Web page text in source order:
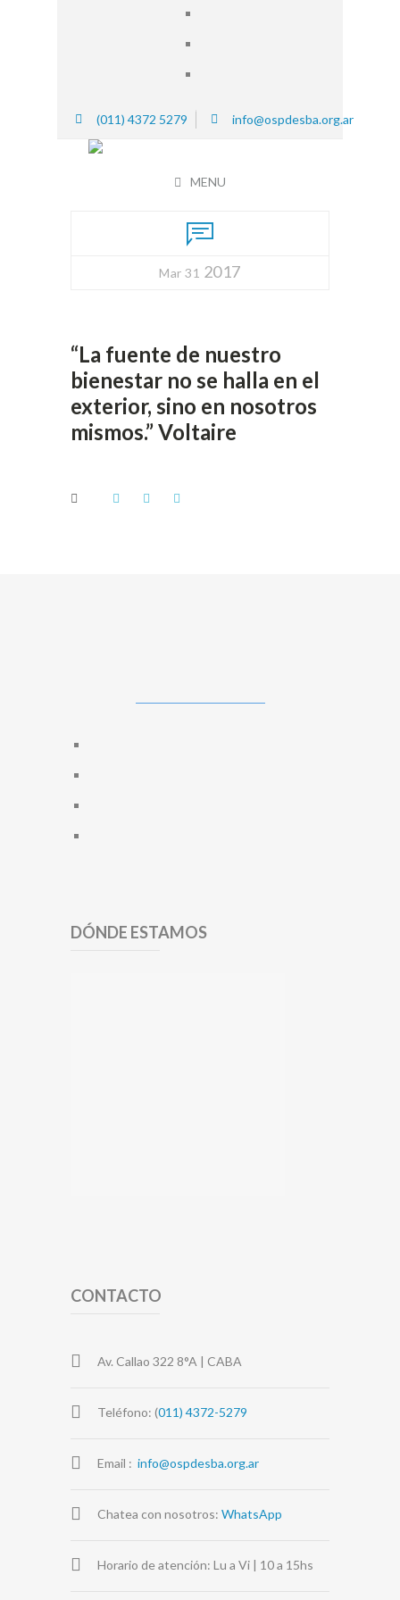
(011) 4372 5279 info@ospdesba.org.ar
MENU
Mar 31 2017
“La fuente de nuestro
bienestar no se halla en el
exterior, sino en nosotros
mismos.” Voltaire
DÓNDE ESTAMOS
CONTACTO
Av. Callao 322 8°A | CABA
Teléfono: (011) 4372-5279
Email : info@ospdesba.org.ar
Chatea con nosotros: WhatsApp
Horario de atención: Lu a Vi | 10 a 15hs